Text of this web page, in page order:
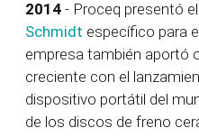
2014 - Proceq presentó
Schmidt específico para
empresa también aportó
creciente con el
dispositivo portátil del
de los discos de freno